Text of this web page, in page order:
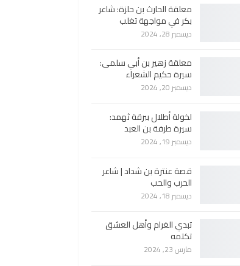
معلقة الحارث بن حلزة: شاعر
بكر في مواجهة تغلب
ديسمبر 28, 2024
معلقة زهير بن أبي سلمى:
سيرة حكيم الشعراء
ديسمبر 20, 2024
لخولة أطلال ببرقة ثهمد:
سيرة طرفة بن العبد
ديسمبر 19, 2024
قصة عنترة بن شداد | شاعر
الحرب والحب
ديسمبر 18, 2024
تبدي الغرام وأهل العشق
تكتمه
مارس 23, 2024